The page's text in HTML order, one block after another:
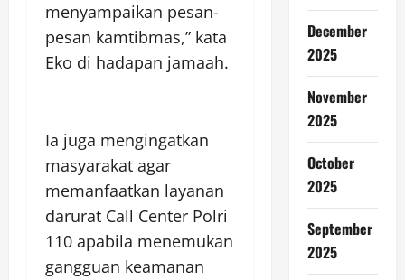
menyampaikan pesan-
pesan kamtibmas,” kata
Eko di hadapan jamaah.
Ia juga mengingatkan
masyarakat agar
memanfaatkan layanan
darurat Call Center Polri
110 apabila menemukan
gangguan keamanan
December
2025
November
2025
October
2025
September
2025